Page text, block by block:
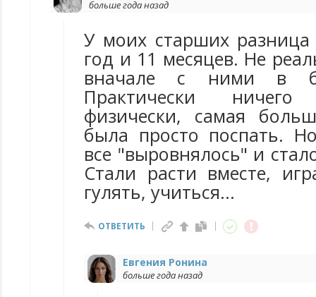
больше года назад
У моих старших разница
год и 11 месяцев. Не
вначале с ними в
Практически
физически, самая
была просто поспать.
все "выровнялось" и
Стали расти вместе,
гулять, учиться...
ОТВЕТИТЬ
Евгения Ронина
больше года назад